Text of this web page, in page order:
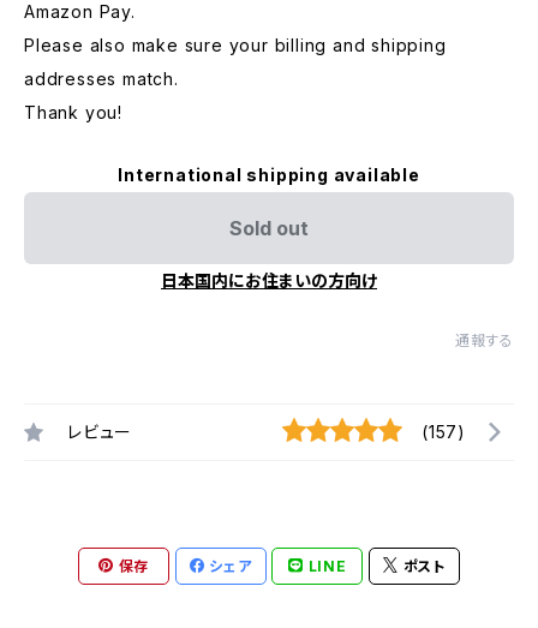
Amazon Pay.
Please also make sure your billing and shipping
addresses match.
Thank you!
International shipping available
Sold out
日本国内にお住まいの方向け
通報する
レビュー (157)
保存 シェア LINE ポスト